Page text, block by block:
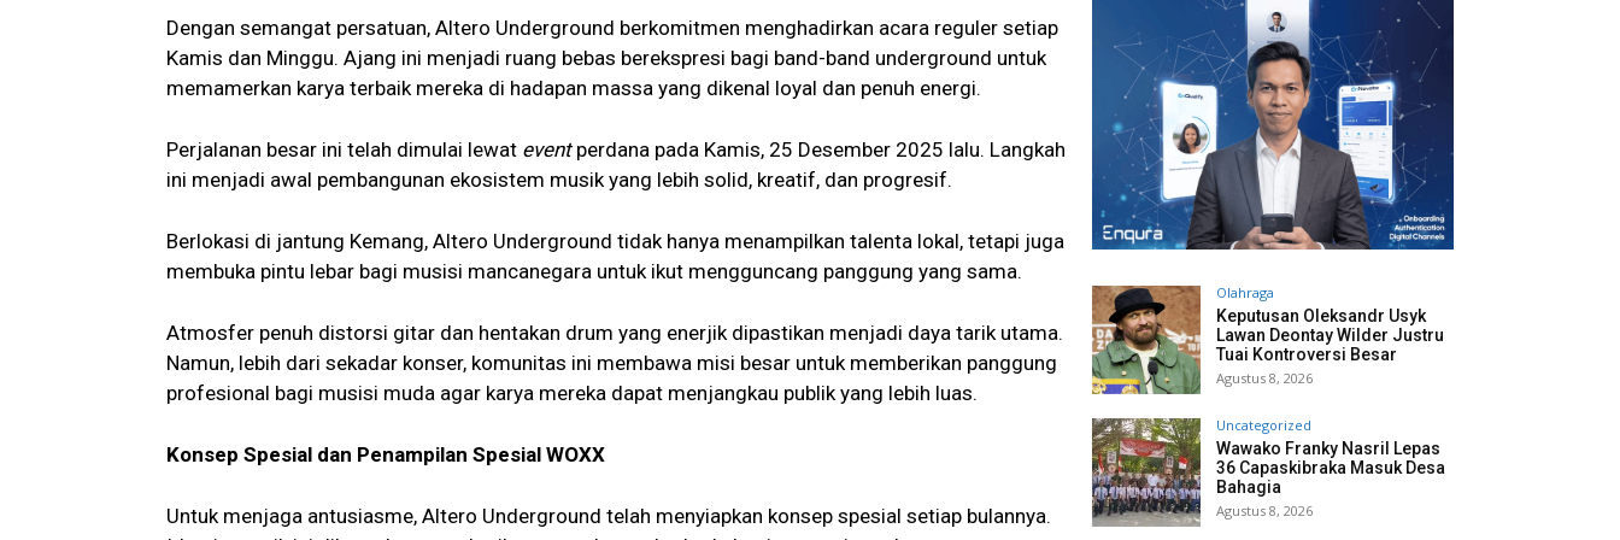
Dengan semangat persatuan, Altero Underground berkomitmen menghadirkan acara reguler setiap
Kamis dan Minggu. Ajang ini menjadi ruang bebas berekspresi bagi band-band underground untuk
memamerkan karya terbaik mereka di hadapan massa yang dikenal loyal dan penuh energi.
Perjalanan besar ini telah dimulai lewat eventperdana pada Kamis, 25 Desember 2025 lalu. Langkah
ini menjadi awal pembangunan ekosistem musik yang lebih solid, kreatif, dan progresif.
Berlokasi di jantung Kemang, Altero Underground tidak hanya menampilkan talenta lokal, tetapi juga
membuka pintu lebar bagi musisi mancanegara untuk ikut mengguncang panggung yang sama.
Atmosfer penuh distorsi gitar dan hentakan drum yang enerjik dipastikan menjadi daya tarik utama.
Namun, lebih dari sekadar konser, komunitas ini membawa misi besar untuk memberikan panggung
profesional bagi musisi muda agar karya mereka dapat menjangkau publik yang lebih luas.
Konsep Spesial dan Penampilan Spesial WOXX
Untuk menjaga antusiasme, Altero Underground telah menyiapkan konsep spesial setiap bulannya.
Olahraga
Keputusan Oleksandr Usyk
Lawan Deontay Wilder Justru
Tuai Kontroversi Besar
Agustus 8, 2026
Uncategorized
Wawako Franky Nasril Lepas
36 Capaskibraka Masuk Desa
Bahagia
Agustus 8, 2026